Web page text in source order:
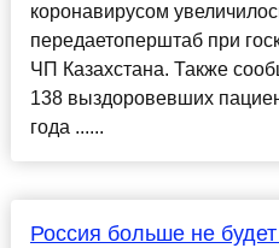
коронавирусом
передаетоперштаб при
ЧП Казахстана. Также
138 выздоровевших
года ......
Россия больше не